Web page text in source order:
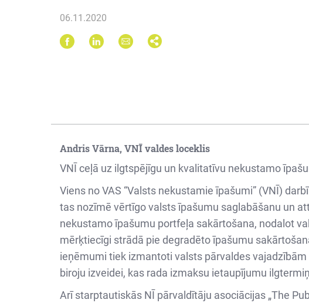
06.11.2020
Andris Vārna, VNĪ valdes loceklis
VNĪ ceļā uz ilgtspējīgu un kvalitatīvu nekustamo
Viens no VAS “Valsts nekustamie īpašumi” (VNĪ)
tas nozīmē vērtīgo valsts īpašumu saglabāšanu un
nekustamo īpašumu portfeļa sakārtošana, nodalot
mērķtiecīgi strādā pie degradēto īpašumu
ieņēmumi tiek izmantoti valsts pārvaldes
biroju izveidei, kas rada izmaksu ietaupījumu
Arī starptautiskās NĪ pārvaldītāju asociācijas „The